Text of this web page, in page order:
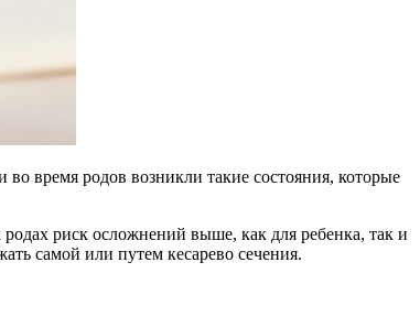
время родов возникли такие состояния, которые
риск осложнений выше, как для ребенка, так и
самой или путем кесарево сечения.